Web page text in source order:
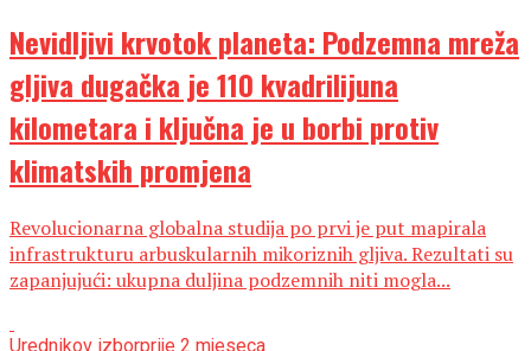
Nevidljivi krvotok planeta: Podzemna mreža
gljiva dugačka je 110 kvadrilijuna
kilometara i ključna je u borbi protiv
klimatskih promjena
Revolucionarna globalna studija po prvi je put mapirala
infrastrukturu arbuskularnih mikoriznih gljiva. Rezultati su
zapanjujući: ukupna duljina podzemnih niti mogla...
Urednikov izborprije 2 mjeseca